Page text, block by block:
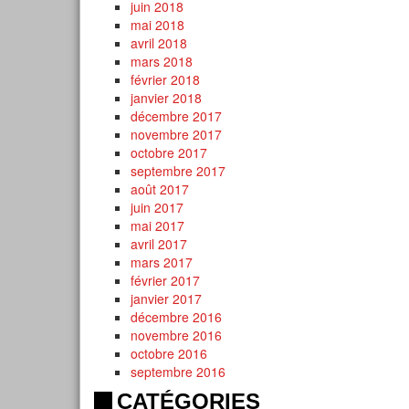
juin 2018
mai 2018
avril 2018
mars 2018
février 2018
janvier 2018
décembre 2017
novembre 2017
octobre 2017
septembre 2017
août 2017
juin 2017
mai 2017
avril 2017
mars 2017
février 2017
janvier 2017
décembre 2016
novembre 2016
octobre 2016
septembre 2016
CATÉGORIES